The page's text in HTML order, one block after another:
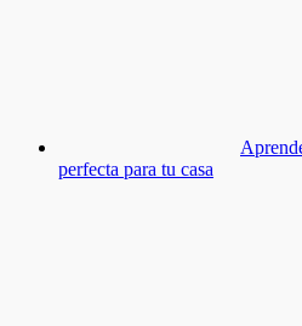
perfecta para tu casa